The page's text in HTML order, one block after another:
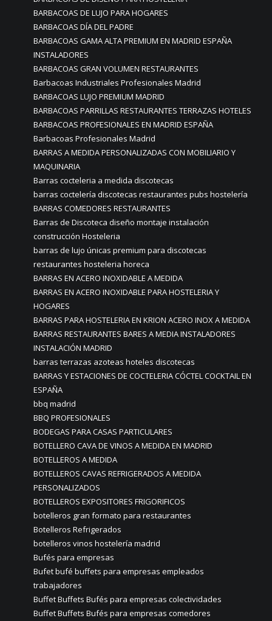
BARBACOAS DE LUJO PARA HOGARES
BARBACOAS DÍA DEL PADRE
BARBACOAS GAMA ALTA PREMIUM EN MADRID ESPAÑA
INSTALADORES
BARBACOAS GRAN VOLUMEN RESTAURANTES
Barbacoas Industriales Profesionales Madrid
BARBACOAS LUJO PREMIUM MADRID
BARBACOAS PARRILLAS RESTAURANTES TERRAZAS HOTELES
BARBACOAS PROFESIONALES EN MADRID ESPAÑA
Barbacoas Profesionales Madrid
BARRAS A MEDIDA PERSONALIZADAS CON MOBILIARIO Y
MAQUINARIA
Barras cocteleria a medida discotecas
barras coctelería discotecas restaurantes pubs hostelería
BARRAS COMEDORES RESTAURANTES
Barras de Discoteca diseño montaje instalación
construcción Hosteleria
barras de lujo únicas premium para discotecas
restaurantes hosteleria horeca
BARRAS EN ACERO INOXIDABLE A MEDIDA
BARRAS EN ACERO INOXIDABLE PARA HOSTELERIA Y
HOGARES
BARRAS PARA HOSTELERIA EN KRION ACERO INOX A MEDIDA
BARRAS RESTAURANTES BARES A MEDIA INSTALADORES
INSTALACIÓN MADRID
barras terrazas azoteas hoteles discotecas
BARRAS Y ESTACIONES DE COCTELERIA CÓCTEL COCKTAIL EN
ESPAÑA
bbq madrid
BBQ PROFESIONALES
BODEGAS PARA CASAS PARTICULARES
BOTELLERO CAVA DE VINOS A MEDIDA EN MADRID
BOTELLEROS A MEDIDA
BOTELLEROS CAVAS REFRIGERADOS A MEDIDA
PERSONALIZADOS
BOTELLEROS EXPOSITORES FRIGORIFICOS
botelleros gran formato para restaurantes
Botelleros Refrigerados
botelleros vinos hostelería madrid
Bufés para empresas
Bufet bufé buffets para empresas empleados
trabajadores
Buffet Buffets Bufés para empresas colectividades
Buffet Buffets Bufés para empresas comedores